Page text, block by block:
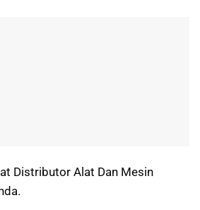
Distributor Alat Dan Mesin